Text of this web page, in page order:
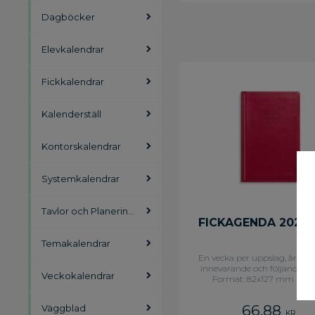
FICKAGENDA 2026
En vecka per uppslag,
innevarande och följande år.
Format: 82x127 mm
Kalendarium: 2025-12-15 -
Omslag: Konstläder.
66,88
Dagböcker
Elevkalendrar
Fickkalendrar
Kalenderställ
Kontorskalendrar
Systemkalendrar
Tavlor och Planeringsblad
Temakalendrar
Veckokalendrar
Väggblad